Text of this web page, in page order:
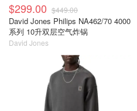
$299.00 $449.00
David Jones Philips NA462/70 4000
系列 10升双层空气炸锅
David Jones